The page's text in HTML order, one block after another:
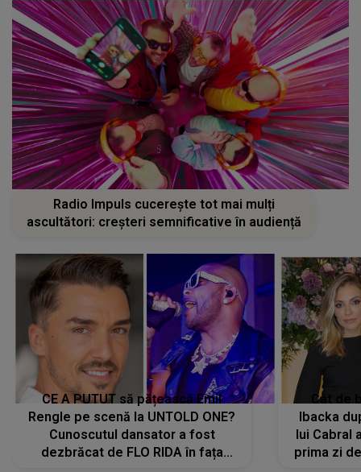
Radio Impuls cucerește tot mai mulți
ascultători: creșteri semnificative în audiență
CE A PUTUT să pățească Emil
Rengle pe scenă la UNTOLD ONE?
Cunoscutul dansator a fost
dezbrăcat de FLO RIDA în fața
Cât de
Ibacka
lui Cabral
prima zi